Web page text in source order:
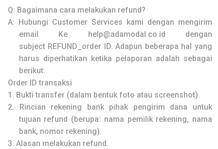
Q: Bagaimana cara melakukan refund?
A:
Hubungi Customer Services kami dengan mengirim
email Ke
help@adamodal.co.id
dengan
subject REFUND_order ID. Adapun beberapa hal yang
harus diperhatikan ketika pelaporan adalah sebagai
berikut:
Order ID transaksi
1. Bukti transfer (dalam bentuk foto atau screenshot).
2.
Rincian rekening bank pihak pengirim dana untuk
tujuan refund (berupa: nama pemilik rekening, nama
bank, nomor rekening).
3. Alasan melakukan refund.